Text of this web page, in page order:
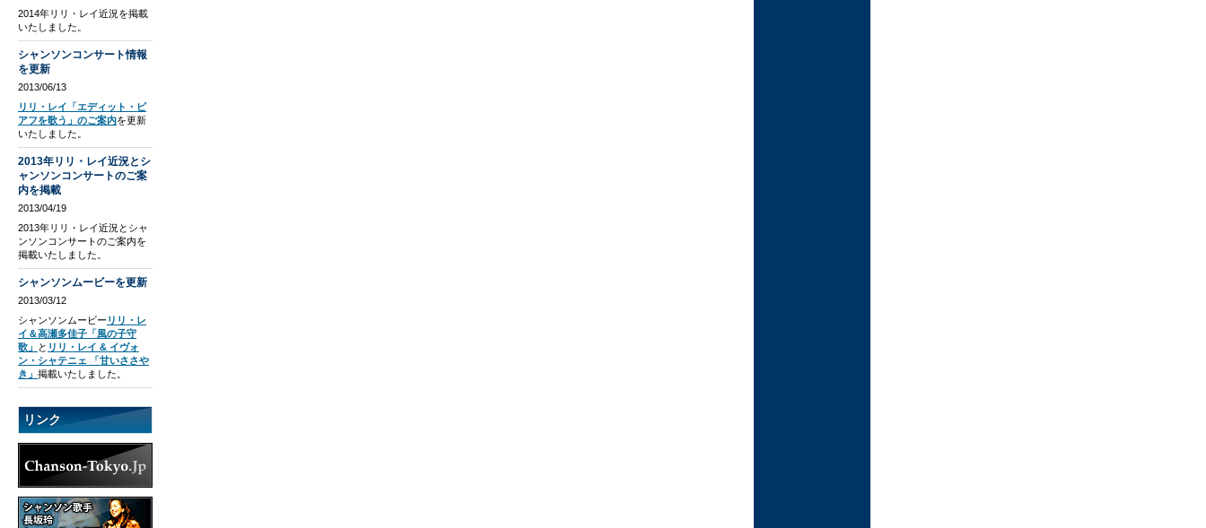
2014年リリ・レイ近況を掲載
いたしました。
シャンソンコンサート情報
を更新
2013/06/13
リリ・レイ「エディット・ピ
アフを歌う」のご案内を更新
いたしました。
2013年リリ・レイ近況とシ
ャンソンコンサートのご案
内を掲載
2013/04/19
2013年リリ・レイ近況とシャ
ンソンコンサートのご案内を
掲載いたしました。
シャンソンムービーを更新
2013/03/12
シャンソンムービー リリ・レ
イ＆高瀬多佳子「風の子守
歌」
と リリ・レイ & イヴォ
ン・シャテニェ 「甘いささや
き」 掲載いたしました。
リンク